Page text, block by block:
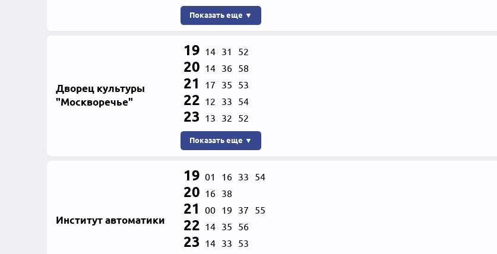
Показать еще ▼
Дворец культуры
"Москворечье"
19 14 31 52
20 14 36 58
21 17 35 53
22 12 33 54
23 13 32 52
Показать еще ▼
Институт автоматики
19 01 16 33 54
20 16 38
21 00 19 37 55
22 14 35 56
23 14 33 53